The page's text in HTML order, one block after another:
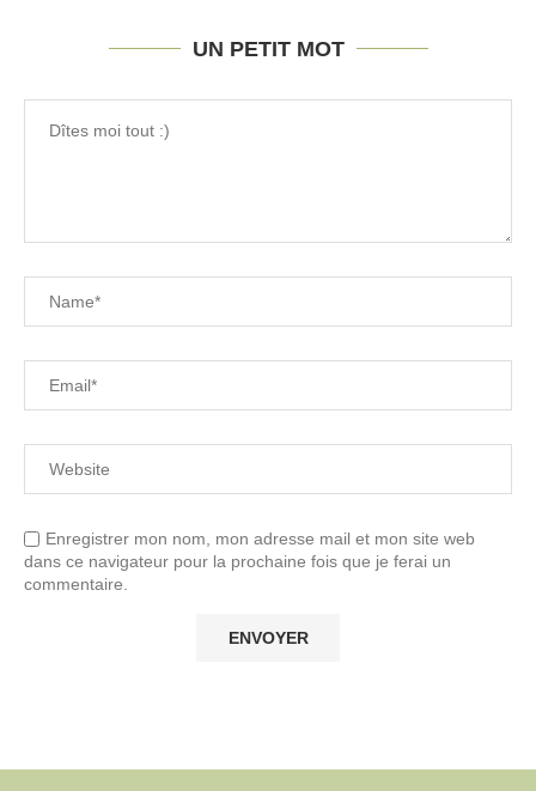
UN PETIT MOT
Enregistrer mon nom, mon adresse mail et mon site web
dans ce navigateur pour la prochaine fois que je ferai un
commentaire.